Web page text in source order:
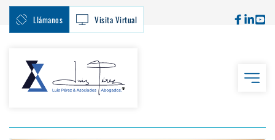
Llámanos Visita Virtual